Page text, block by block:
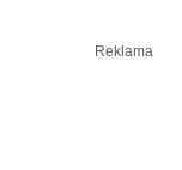
Reklama